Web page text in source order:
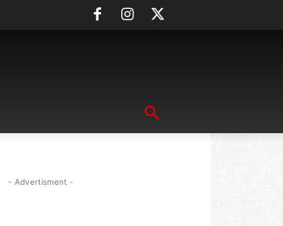
- Advertisment -